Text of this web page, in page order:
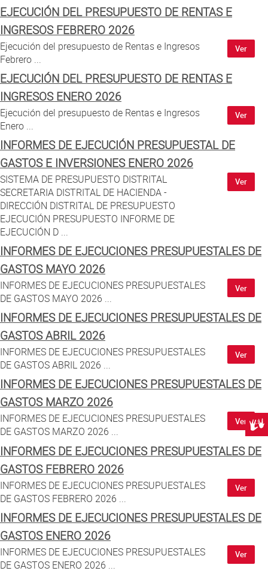
EJECUCIÓN DEL PRESUPUESTO DE RENTAS E
INGRESOS FEBRERO 2026
Ejecución del presupuesto de Rentas e Ingresos
Febrero ...
Ver
EJECUCIÓN DEL PRESUPUESTO DE RENTAS E
INGRESOS ENERO 2026
Ejecución del presupuesto de Rentas e Ingresos
Enero ...
Ver
INFORMES DE EJECUCIÓN PRESUPUESTAL DE
GASTOS E INVERSIONES ENERO 2026
SISTEMA DE PRESUPUESTO DISTRITAL
SECRETARIA DISTRITAL DE HACIENDA -
DIRECCIÓN DISTRITAL DE PRESUPUESTO
EJECUCIÓN PRESUPUESTO INFORME DE
EJECUCIÓN D ...
Ver
INFORMES DE EJECUCIONES PRESUPUESTALES DE
GASTOS MAYO 2026
INFORMES DE EJECUCIONES PRESUPUESTALES
DE GASTOS MAYO 2026 ...
Ver
INFORMES DE EJECUCIONES PRESUPUESTALES DE
GASTOS ABRIL 2026
INFORMES DE EJECUCIONES PRESUPUESTALES
DE GASTOS ABRIL 2026 ...
Ver
INFORMES DE EJECUCIONES PRESUPUESTALES DE
GASTOS MARZO 2026
INFORMES DE EJECUCIONES PRESUPUESTALES
DE GASTOS MARZO 2026 ...
Ver
INFORMES DE EJECUCIONES PRESUPUESTALES DE
GASTOS FEBRERO 2026
INFORMES DE EJECUCIONES PRESUPUESTALES
DE GASTOS FEBRERO 2026 ...
Ver
INFORMES DE EJECUCIONES PRESUPUESTALES DE
GASTOS ENERO 2026
INFORMES DE EJECUCIONES PRESUPUESTALES
DE GASTOS ENERO 2026 ...
Ver